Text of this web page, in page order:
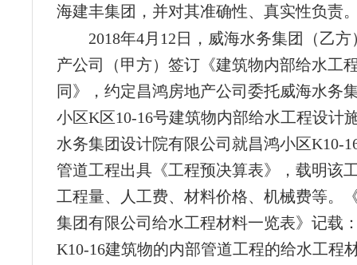
海建丰集团，并对其准确性、真实性负责
2018年4月12日，威海水务集团（乙
产公司（甲方）签订《建筑物内部给水工
同》，约定昌鸿房地产公司委托威海水务
小区K区10-16号建筑物内部给水工程设计
水务集团设计院有限公司就昌鸿小区K10-
管道工程出具《工程预决算表》，载明该
工程量、人工费、材料价格、机械费等。
集团有限公司给水工程材料一览表》记载
K10-16建筑物的内部管道工程的给水工程